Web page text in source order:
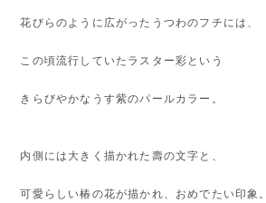
花びらのように広がったうつわのフチには、
この頃流行していたラスター彩という
きらびやかなうす紫のパールカラー。
内側には大きく描かれた壽の文字と、
可愛らしい椿の花が描かれ、おめでたい印象。